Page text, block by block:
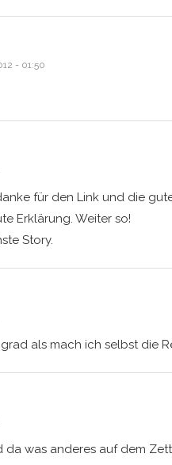
- 01:50
für den Link und die
Erklärung. Weiter so!
Story.
als mach ich selbst die
da was anderes auf dem